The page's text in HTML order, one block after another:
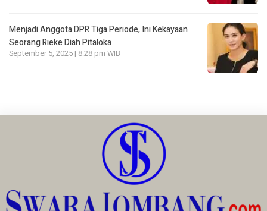
Menjadi Anggota DPR Tiga Periode, Ini Kekayaan
Seorang Rieke Diah Pitaloka
September 5, 2025 | 8:28 pm WIB